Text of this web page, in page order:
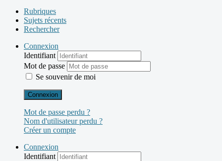
Rubriques
Sujets récents
Rechercher
Connexion
Identifiant
Mot de passe
Se souvenir de moi
Connexion
Mot de passe perdu ?
Nom d'utilisateur perdu ?
Créer un compte
Connexion
Identifiant